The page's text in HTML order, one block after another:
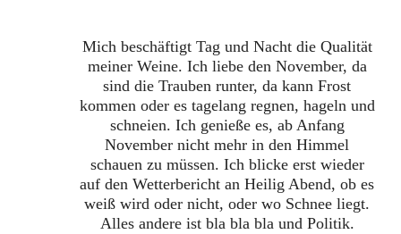
Mich beschäftigt Tag und Nacht die Qualität
meiner Weine. Ich liebe den November, da
sind die Trauben runter, da kann Frost
kommen oder es tagelang regnen, hageln und
schneien. Ich genieße es, ab Anfang
November nicht mehr in den Himmel
schauen zu müssen. Ich blicke erst wieder
auf den Wetterbericht an Heilig Abend, ob es
weiß wird oder nicht, oder wo Schnee liegt.
Alles andere ist bla bla bla und Politik.